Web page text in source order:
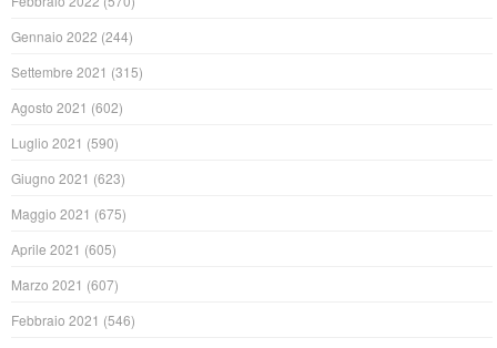
Gennaio 2022 (244)
Settembre 2021 (315)
Agosto 2021 (602)
Luglio 2021 (590)
Giugno 2021 (623)
Maggio 2021 (675)
Aprile 2021 (605)
Marzo 2021 (607)
Febbraio 2021 (546)